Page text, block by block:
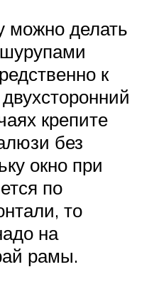
можно делать
к
крепите
без
окно при
по
то
на
рамы.